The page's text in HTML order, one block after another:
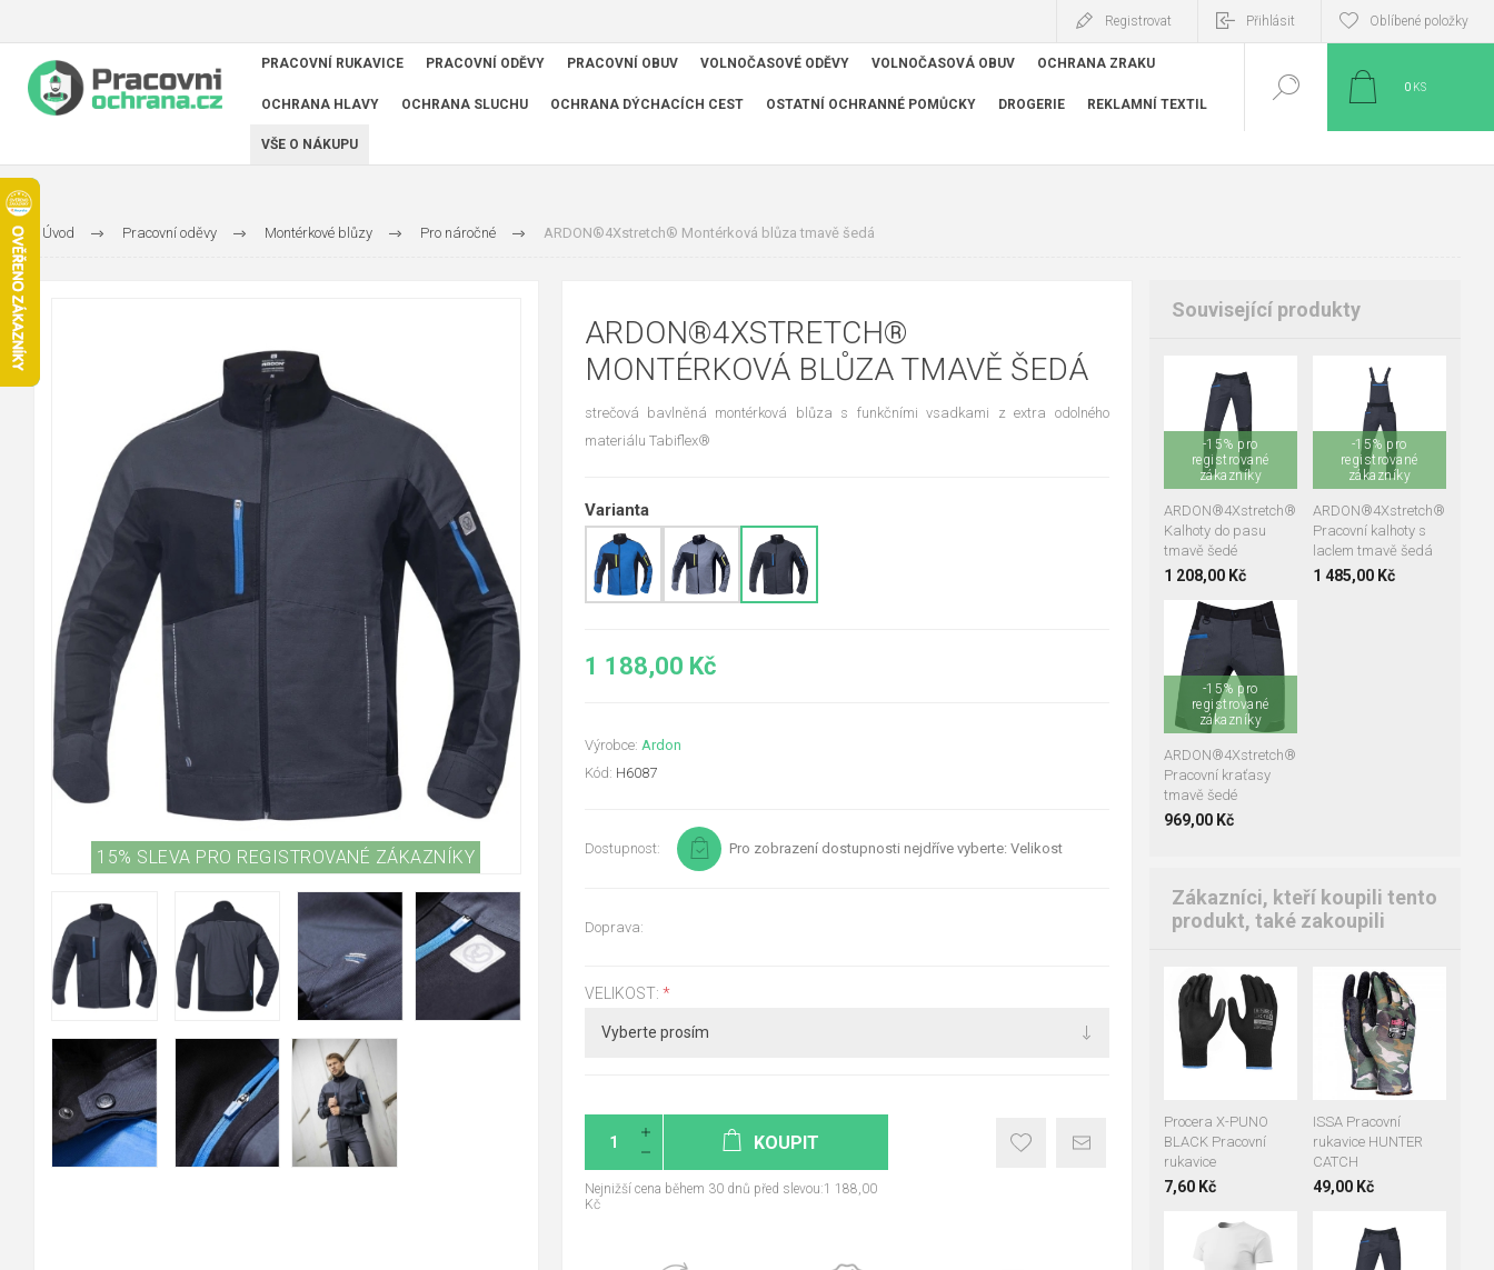
Registrovat Přihlásit Oblíbené položky
PRACOVNÍ RUKAVICE PRACOVNÍ ODĚVY PRACOVNÍ OBUV VOLNOČASOVÉ ODĚVY VOLNOČASOVÁ OBUV OCHRANA ZRAKU
OCHRANA HLAVY OCHRANA SLUCHU OCHRANA DÝCHACÍCH CEST OSTATNÍ OCHRANNÉ POMŮCKY DROGERIE REKLAMNÍ TEXTIL
VŠE O NÁKUPU
0 KS
Úvod Pracovní oděvy Montérkové blůzy Pro náročné ARDON®4Xstretch® Montérková blůza tmavě šedá
15% SLEVA PRO REGISTROVANÉ ZÁKAZNÍKY
ARDON®4XSTRETCH®
MONTÉRKOVÁ BLŮZA TMAVĚ ŠEDÁ
strečová bavlněná montérková blůza s funkčními vsadkami z extra odolného
materiálu Tabiflex®
Varianta
1 188,00 Kč
Výrobce: Ardon
Kód: H6087
Dostupnost: Pro zobrazení dostupnosti nejdříve vyberte: Velikost
Doprava:
VELIKOST: *
KOUPIT
Nejnižší cena během 30 dnů před slevou:1 188,00
Kč
Související produkty
-15% pro
registrované
zákazníky
ARDON®4Xstretch®
Kalhoty do pasu
tmavě šedé
1 208,00 Kč
46 48
50
54
56
58
60
62
-15% pro
registrované
zákazníky
ARDON®4Xstretch®
Pracovní kalhoty s
laclem tmavě šedá
1 485,00 Kč
46 48
50
54
56
58
60
62
-15% pro
registrované
zákazníky
ARDON®4Xstretch®
Pracovní kraťasy
tmavě šedé
969,00 Kč
+2
46 48
50
54
56
58
60
62
Zákazníci, kteří koupili tento
produkt, také zakoupili
Procera X-PUNO
BLACK Pracovní
rukavice
7,60 Kč
10
11
ISSA Pracovní
rukavice HUNTER
CATCH
49,00 Kč
07 08
10
11
S
3XL